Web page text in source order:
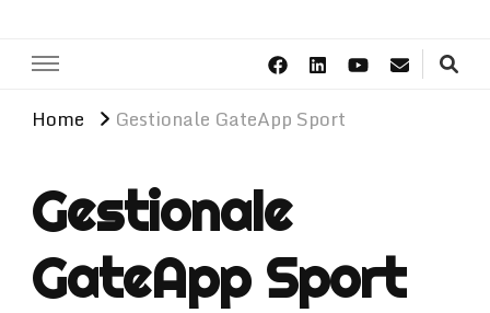
Home Gestionale GateApp Sport
Gestionale
GateApp Sport